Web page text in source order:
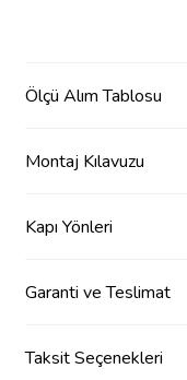
Ölçü Alım Tablosu
Montaj Kılavuzu
Kapı Yönleri
Garanti ve Teslimat
Taksit Seçenekleri